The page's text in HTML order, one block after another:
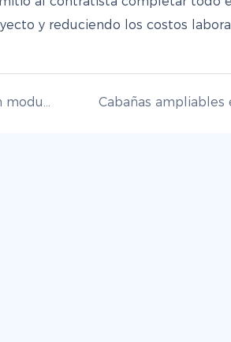
y reduciendo los costos
Oficina de ventas y sala de exposición modular – Sudeste Asiático (18 unidades)